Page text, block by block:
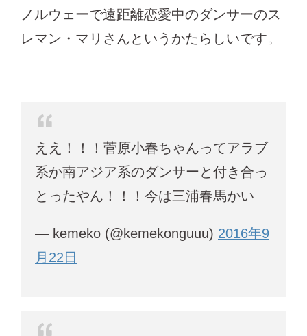
ノルウェーで遠距離恋愛中のダンサーのス
レマン・マリさんというかたらしいです。
ええ！！！菅原小春ちゃんってアラブ
系か南アジア系のダンサーと付き合っ
とったやん！！！今は三浦春馬かい
— kemeko (@kemekonguuu) 2016年9
月22日